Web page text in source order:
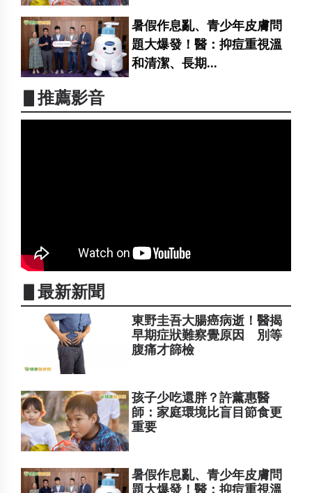
暑假作息亂、青少年皮膚問
題大爆發！醫：抑痘重視溫
和清潔、長期...
▋推薦影音
▋最新新聞
東野圭吾大腸癌病逝！醫揭
早期症狀難察覺原因 別等
腹痛才篩檢
孩子少吃還胖？許薰惠醫
師：家庭環境比盲目節食更
重要
暑假作息亂、青少年皮膚問
題大爆發！醫：抑痘重視溫